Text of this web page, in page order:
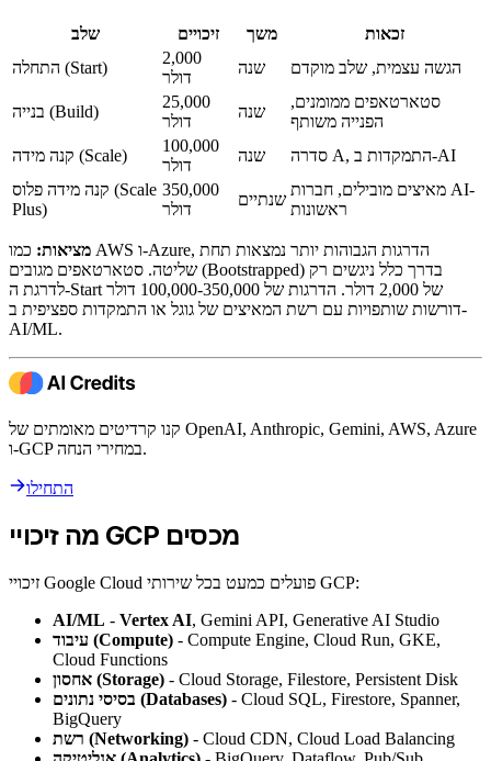
שלב זיכויים משך
זכאות
התחלה (Start)
2,000
דולר
שנה הגשה עצמית, שלב מוקדם
בנייה (Build)
25,000
דולר
שנה
סטארטאפים ממומנים,
הפנייה משותף
קנה מידה (Scale)
100,000
דולר
שנה
סדרה A, התמקדות ב-AI
קנה מידה פלוס (Scale
Plus)
350,000
דולר
שנתיים
מאיצים מובילים, חברות AI-
ראשונות
מציאות: כמו AWS ו-Azure, הדרגות הגבוהות יותר נמצאות תחת
שליטה. סטארטאפים מגובים (Bootstrapped) בדרך כלל ניגשים רק
לדרגת ה-Start של 2,000 דולר. הדרגות של 100,000-350,000 דולר
דורשות שותפויות עם רשת המאיצים של גוגל או התמקדות ספציפית ב-
AI/ML.
קנו קרדיטים מאומתים של OpenAI, Anthropic, Gemini, AWS, Azure
ו-GCP במחירי הנחה.
התחילו
מה זיכויי GCP מכסים
זיכויי Google Cloud פועלים כמעט בכל שירותי GCP:
AI/ML - Vertex AI, Gemini API, Generative AI Studio
עיבוד (Compute) - Compute Engine, Cloud Run, GKE,
Cloud Functions
אחסון (Storage) - Cloud Storage, Filestore, Persistent Disk
בסיסי נתונים (Databases) - Cloud SQL, Firestore, Spanner,
BigQuery
רשת (Networking) - Cloud CDN, Cloud Load Balancing